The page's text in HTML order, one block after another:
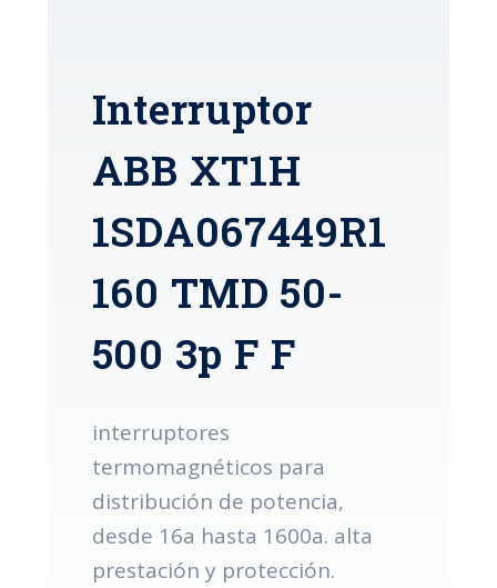
Interruptor
ABB XT1H
1SDA067449R1
160 TMD 50-
500 3p F F
interruptores
termomagnéticos para
distribución de potencia,
desde 16a hasta 1600a. alta
prestación y protección.